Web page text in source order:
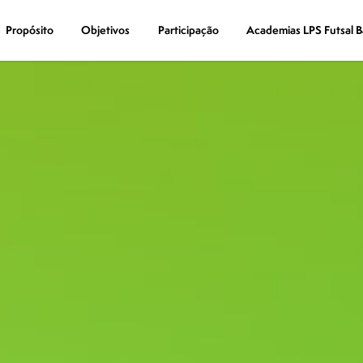
Propósito Objetivos Participação Academias LPS Futsal
Propósito Objetivos Participação Academias LPS Futsal